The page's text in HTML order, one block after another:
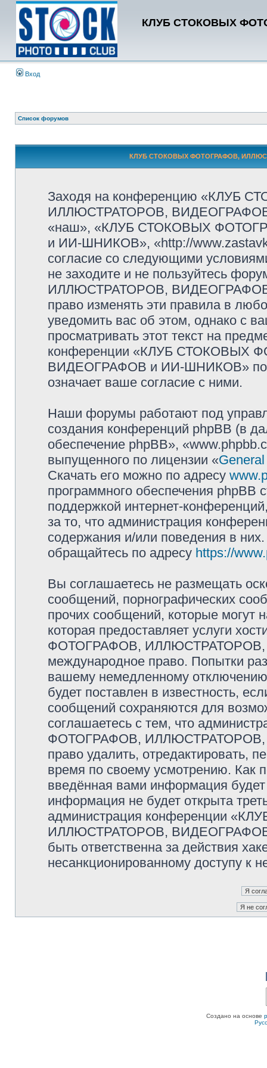
КЛУБ СТОКОВЫХ
Вход
Список форумов
КЛУБ СТОКОВЫХ ФОТОГРАФОВ,
Заходя на конференцию «КЛУБ
ИЛЛЮСТРАТОРОВ,
«наш», «КЛУБ СТОКОВЫХ
и ИИ-ШНИКОВ», «http://
согласие со следующими
не заходите и не пользуйтесь
ИЛЛЮСТРАТОРОВ, ВИДЕОГРАФОВ
право изменять эти правила в
уведомить вас об этом, однако с
просматривать этот текст на
конференции «КЛУБ
ВИДЕОГРАФОВ и ИИ-ШНИКОВ»
означает ваше согласие с ними.
Наши форумы работают под
создания конференций phpBB (в
обеспечение phpBB»,
выпущенного по лицензии «
Скачать его можно по адресу
программного обеспечения phpBB
поддержкой интернет-
за то, что администрация
содержания и/или поведения в
обращайтесь по адресу https://
Вы соглашаетесь не размещать
сообщений, порнографических
прочих сообщений, которые могут
которая предоставляет услуги
ФОТОГРАФОВ,
международное право. Попытки
вашему немедленному
будет поставлен в известность,
сообщений сохраняются для
соглашаетесь с тем, что
ФОТОГРАФОВ,
право удалить, отредактировать,
время по своему усмотрению. Как
введённая вами информация
информация не будет открыта
администрация конференции
ИЛЛЮСТРАТОРОВ, ВИДЕОГРАФОВ
быть ответственна за действия
несанкционированному доступу к
Создано на основе